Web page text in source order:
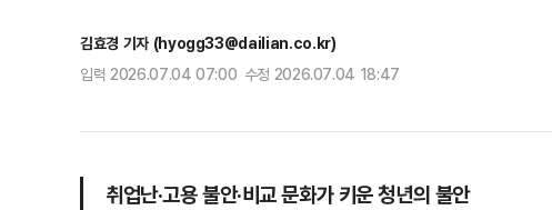
김효경 기자 (hyogg33@dailian.co.kr)
입력 2026.07.04 07:00 수정 2026.07.04 18:47
취업난·고용 불안·비교 문화가 키운 청년의 불안